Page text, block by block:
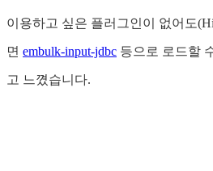
이용하고 싶은 플러그인이 없어도
면 embulk-input-jdbc 등으로 로드할
고 느꼈습니다.